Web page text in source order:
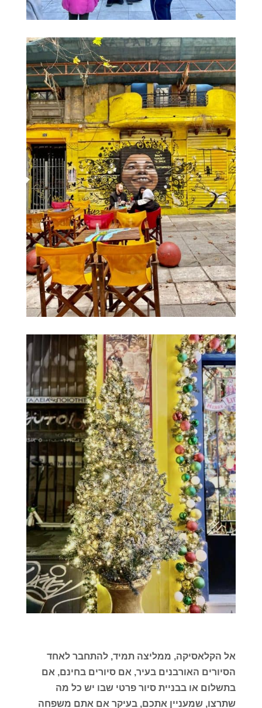
אל הקלאסיקה, ממליצה תמיד, להתחבר לאחד
הסיורים האורבנים בעיר, אם סיורים בחינם, אם
בתשלום או בבניית סיור פרטי שבו יש כל מה
שתרצו, שמעניין אתכם, בעיקר אם אתם משפחה